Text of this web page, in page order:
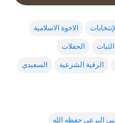
الاخوة الاسلامية
الثبات الحفلات
الرقية الشرعية السعيدي
البرعي حفظه الله